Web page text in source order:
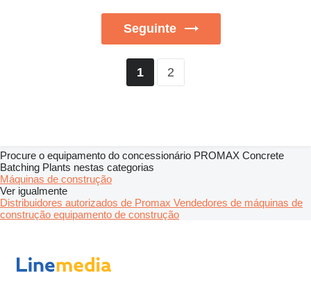
Seguinte
1 2
Procure o equipamento do concessionário PROMAX Concrete
Batching Plants nestas categorias
Máquinas de construção
Ver igualmente
Distribuidores autorizados de Promax Vendedores de máquinas de
construção equipamento de construção